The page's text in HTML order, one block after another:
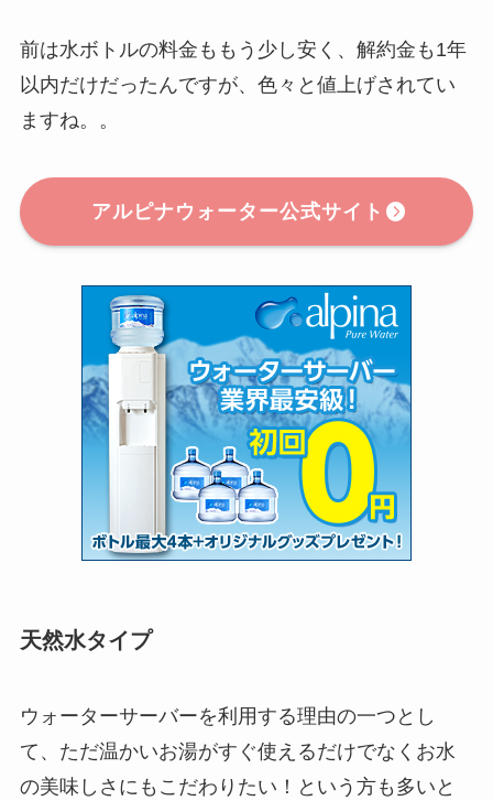
前は水ボトルの料金ももう少し安く、解約金も1年
以内だけだったんですが、色々と値上げされてい
ますね。。
アルピナウォーター公式サイト
天然水タイプ
ウォーターサーバーを利用する理由の一つとし
て、ただ温かいお湯がすぐ使えるだけでなくお水
の美味しさにもこだわりたい！という方も多いと